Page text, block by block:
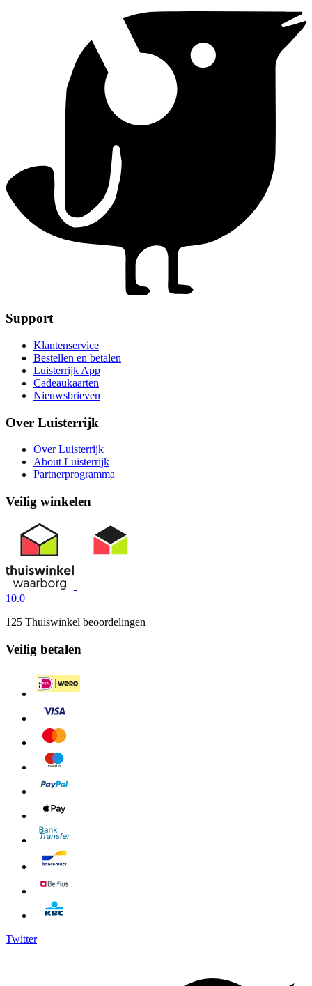
Support
Klantenservice
Bestellen en betalen
Luisterrijk App
Cadeaukaarten
Nieuwsbrieven
Over Luisterrijk
Over Luisterrijk
About Luisterrijk
Partnerprogramma
Veilig winkelen
10.0
125 Thuiswinkel beoordelingen
Veilig betalen
Twitter